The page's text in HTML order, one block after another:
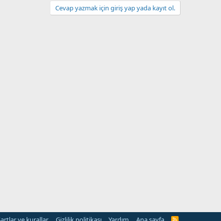
Cevap yazmak için giriş yap yada kayıt ol.
R